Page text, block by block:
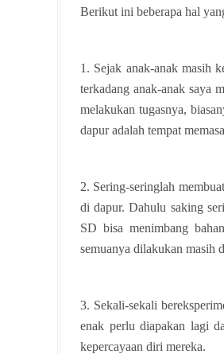
Berikut ini beberapa hal
1. Sejak anak-anak masih
terkadang anak-anak saya
melakukan tugasnya,
dapur adalah tempat
2. Sering-seringlah
di dapur. Dahulu saking
SD bisa menimbang
semuanya dilakukan masih
3. Sekali-sekali
enak perlu diapakan lagi
kepercayaan diri mereka.